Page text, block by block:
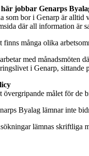
här jobbar Genarps
som bor i Genarp är alltid
där all information är
finns många olika
med månadsmöten
i Genarp, sittande
övergripande målet för de
Byalag lämnar inte
lämnas skriftliga